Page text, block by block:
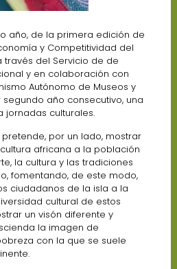
año, de la primera edición de
y Competitividad del
través del Servicio de de
y en colaboración con
Autónomo de Museos y
segundo año consecutivo, una
jornadas culturales.
por un lado, mostrar
africana a la población
la cultura y las tradiciones
fomentando, de este modo,
ciudadanos de la isla a la
cultural de estos
un visón diferente y
la imagen de
con la que se suele